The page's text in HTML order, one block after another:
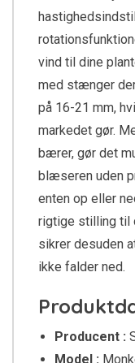
vind til dine
med stænger
på 16-21 mm,
markedet gør.
bærer, gør det
blæseren uden
enten op eller
rigtige stilling til
sikrer desuden
ikke falder ned.
Producent :
Model :